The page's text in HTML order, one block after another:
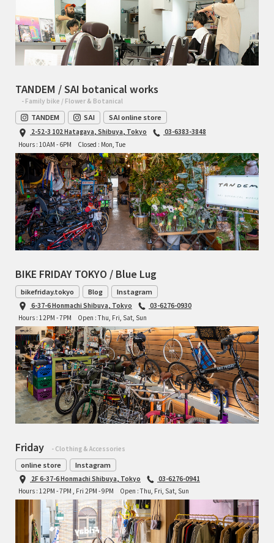
TANDEM / SAI botanical works
- Family bike / Flower & Botanical
TANDEM SAI SAI online store
2-52-3 102 Hatagaya, Shibuya, Tokyo
03-6383-3848
Hours : 10AM - 6PM
Closed : Mon, Tue
BIKE FRIDAY TOKYO / Blue Lug
bikefriday.tokyo Blog Instagram
6-37-6 Honmachi Shibuya, Tokyo
03-6276-0930
Hours : 12PM - 7PM
Open : Thu, Fri, Sat, Sun
Friday - Clothing & Accessories
online store Instagram
2F 6-37-6 Honmachi Shibuya, Tokyo
03-6276-0941
Hours : 12PM - 7PM , Fri 2PM - 9PM
Open : Thu, Fri, Sat, Sun